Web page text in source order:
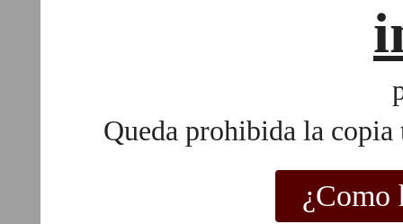
Queda prohibida la
¿Como